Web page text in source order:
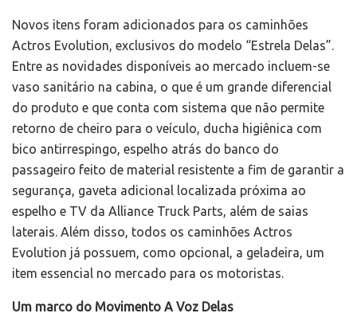
Novos itens foram adicionados para os caminhões
Actros Evolution, exclusivos do modelo “Estrela Delas”.
Entre as novidades disponíveis ao mercado incluem-se
vaso sanitário na cabina, o que é um grande diferencial
do produto e que conta com sistema que não permite
retorno de cheiro para o veículo, ducha higiênica com
bico antirrespingo, espelho atrás do banco do
passageiro feito de material resistente a fim de garantir a
segurança, gaveta adicional localizada próxima ao
espelho e TV da Alliance Truck Parts, além de saias
laterais. Além disso, todos os caminhões Actros
Evolution já possuem, como opcional, a geladeira, um
item essencial no mercado para os motoristas.
Um marco do Movimento A Voz Delas